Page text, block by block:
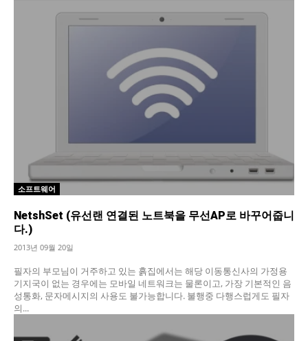
소프트웨어
NetshSet (유선랜 연결된 노트북을 무선AP로 바꾸어줍니
다.)
2013년 09월 20일
필자의 부모님이 거주하고 있는 흙집에서는 해당 이동통신사의 가정용
기지국이 없는 경우에는 모바일 네트워크는 물론이고, 가장 기본적인 음
성통화, 문자메시지의 사용도 불가능합니다. 불행중 다행스럽게도 필자
의...